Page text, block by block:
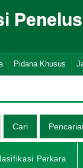
Pidana Khusus
Perkara